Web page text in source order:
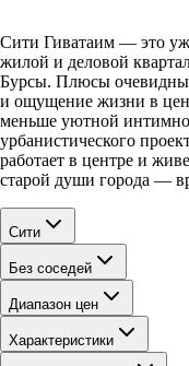
Сити Гиватаим — это
жилой и деловой
Бурсы. Плюсы
и ощущение жизни в
меньше уютной
урбанистического
работает в центре и
старой души города —
Сити
Без соседей
Диапазон цен
Характеристики